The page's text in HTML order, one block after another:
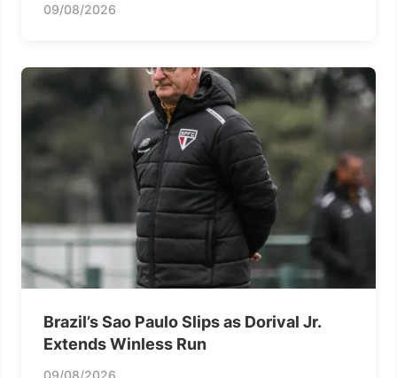
09/08/2026
Brazil’s Sao Paulo Slips as Dorival Jr.
Extends Winless Run
09/08/2026